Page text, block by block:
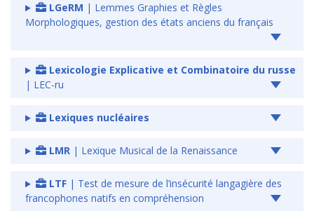
LGeRM | Lemmes Graphies et Règles
Morphologiques, gestion des états anciens du français
Lexicologie Explicative et Combinatoire du russe
| LEC-ru
Lexiques nucléaires
LMR| Lexique Musical de la Renaissance
LTF| Test de mesure de l’insécurité langagière des
francophones natifs en compréhension